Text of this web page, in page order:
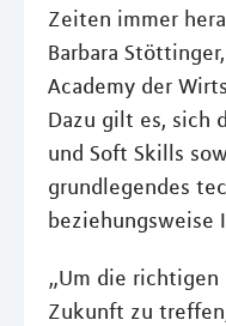
Zeiten immer
Barbara
Academy der
Dazu gilt es, sich
und Soft Skills
grundlegendes
beziehungsweise
„Um die
Zukunft zu